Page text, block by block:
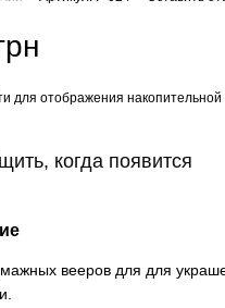
для отображения накопительной
когда появится
вееров для для